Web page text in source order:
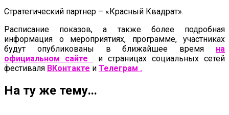
Стратегический партнер – «Красный Квадрат».
Расписание показов, а также более подробная
информация о мероприятиях, программе, участниках
будут опубликованы в ближайшее время на
официальном сайте
и страницах социальных сетей
фестиваля ВКонтакте и Телеграм .
На ту же тему...